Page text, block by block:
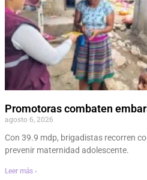
Promotoras combaten
agosto 6, 2026
Con 39.9 mdp, brigadistas recorren
prevenir maternidad adolescente.
Leer más ›